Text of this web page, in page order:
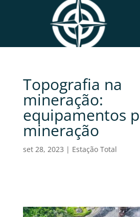
Topografia na
mineração:
equipamentos
mineração
set 28, 2023 | Estação Total